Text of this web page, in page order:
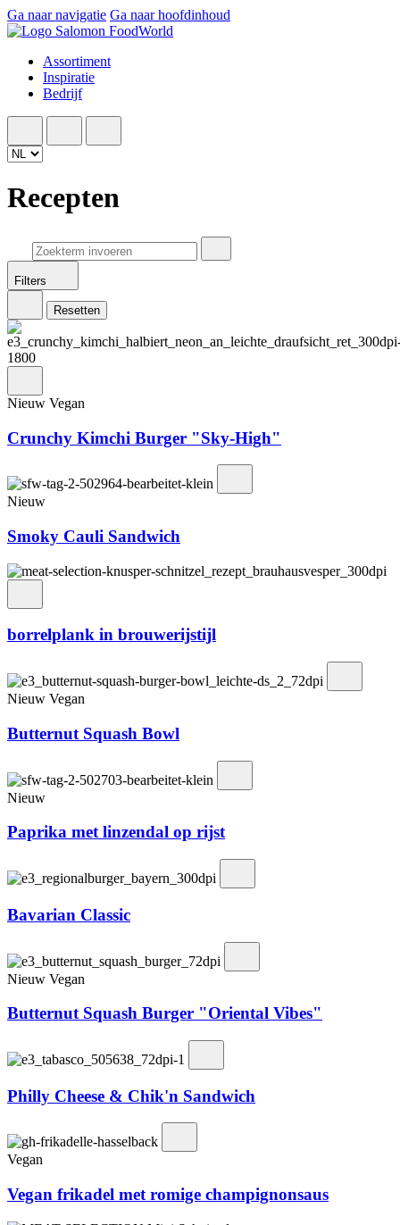
Ga naar navigatie Ga naar hoofdinhoud
Assortiment
Inspiratie
Bedrijf
Recepten
Filters
Resetten
Nieuw Vegan
Crunchy Kimchi Burger "Sky-High"
Nieuw
Smoky Cauli Sandwich
borrelplank in brouwerijstijl
Nieuw Vegan
Butternut Squash Bowl
Nieuw
Paprika met linzendal op rijst
Bavarian Classic
Nieuw Vegan
Butternut Squash Burger "Oriental Vibes"
Philly Cheese & Chik'n Sandwich
Vegan
Vegan frikadel met romige champignonsaus